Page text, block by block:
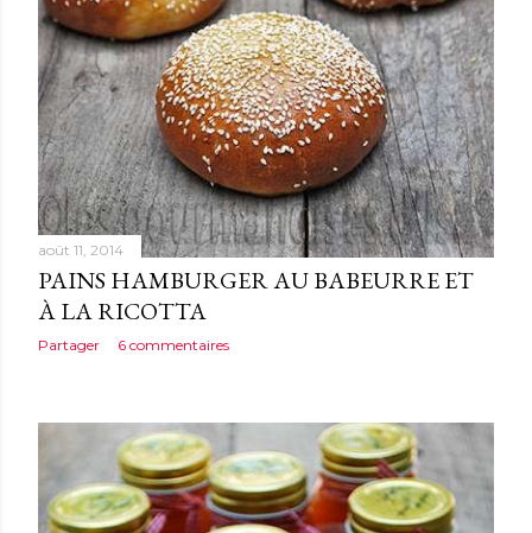
août 11, 2014
PAINS HAMBURGER AU BABEURRE ET
À LA RICOTTA
Partager 6 commentaires